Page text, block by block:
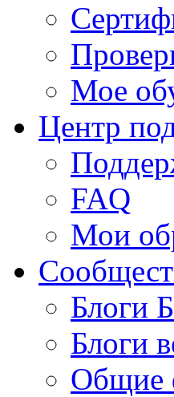
Мое
Центр
FAQ
Мои
Блоги
Блоги
Общие